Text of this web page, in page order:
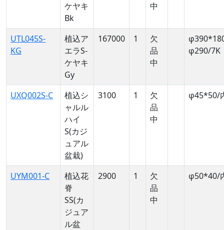
ケヤキ
Bk
中
UTL045S-
KG
植込ア
エラS-
ケヤキ
Gy
167000 1
欠
品
中
φ290/7K
UXQ002S-C
植込シ
ャルル
ハイ
S(カジ
ュアル
盆栽)
3100 1
欠
品
中
φ45*50/
UYM001-C
植込花
脊
SS(カ
ジュア
ル盆
2900 1
欠
品
中
φ50*40/